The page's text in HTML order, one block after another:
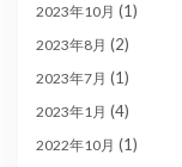
2023年10月 (1)
2023年8月 (2)
2023年7月 (1)
2023年1月 (4)
2022年10月 (1)